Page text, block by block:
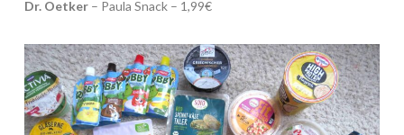
Dr. Oetker– Paula Snack – 1,99€